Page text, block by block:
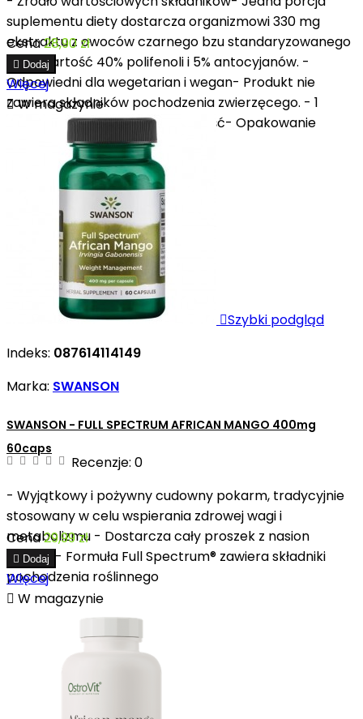
suplementu diety dostarcza organizmowi 330 mg
ekstraktu z owoców czarnego bzu standaryzowanego
na zawartość 40% polifenoli i 5% antocyjanów. -
Odpowiedni dla wegetarian i wegan- Produkt nie
zawiera składników pochodzenia zwierzęcego. - 1
porcja = 1 kapsułka. - Skuteczność- Opakowanie
produktu zawiera 90...
Cena28,90 zł
 Dodaj
Więcej
W magazynie
Szybki podgląd
Indeks: 087614114149
Marka: SWANSON
SWANSON - FULL SPECTRUM AFRICAN MANGO 400mg
60caps
Recenzje: 0
- Wyjątkowy i pożywny cudowny pokarm, tradycyjnie
stosowany w celu wspierania zdrowej wagi i
metabolizmu - Dostarcza cały proszek z nasion
Irvingia - Formuła Full Spectrum® zawiera składniki
pochodzenia roślinnego
Cena29,99 zł
 Dodaj
Więcej
 W magazynie